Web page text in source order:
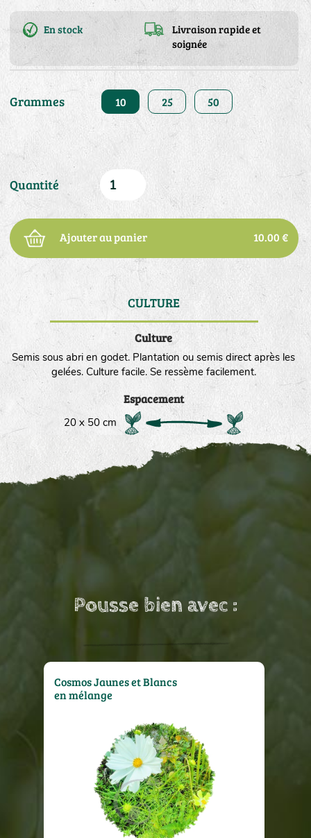
En stock
Livraison rapide et
soignée
Grammes 10 25 50
Quantité
Ajouter au panier 10.00 €
CULTURE
Culture
Semis sous abri en godet. Plantation ou semis direct après les
gelées. Culture facile. Se ressème facilement.
Espacement
20 x 50 cm
Pousse bien avec :
Cosmos Jaunes et Blancs
en mélange